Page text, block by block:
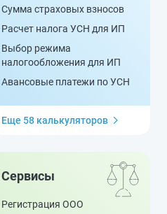
Сумма страховых взносов
Расчет налога УСН для ИП
Выбор режима
налогообложения для ИП
Авансовые платежи по УСН
Еще 58 калькуляторов
Сервисы
Регистрация ООО